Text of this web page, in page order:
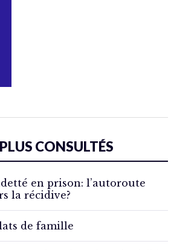
CONSULTÉS
en prison: l’autoroute
la récidive?
de famille